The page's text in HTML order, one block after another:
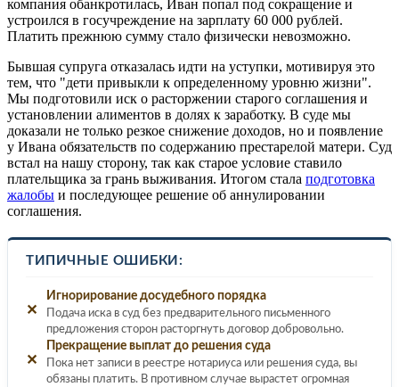
компания обанкротилась, Иван попал под сокращение и
устроился в госучреждение на зарплату 60 000 рублей.
Платить прежнюю сумму стало физически невозможно.
Бывшая супруга отказалась идти на уступки, мотивируя это
тем, что "дети привыкли к определенному уровню жизни".
Мы подготовили иск о расторжении старого соглашения и
установлении алиментов в долях к заработку. В суде мы
доказали не только резкое снижение доходов, но и появление
у Ивана обязательств по содержанию престарелой матери. Суд
встал на нашу сторону, так как старое условие ставило
плательщика за грань выживания. Итогом стала подготовка
жалобы и последующее решение об аннулировании
соглашения.
ТИПИЧНЫЕ ОШИБКИ:
✕
Игнорирование досудебного порядка
Подача иска в суд без предварительного письменного
предложения сторон расторгнуть договор добровольно.
✕
Прекращение выплат до решения суда
Пока нет записи в реестре нотариуса или решения суда, вы
обязаны платить. В противном случае вырастет огромная